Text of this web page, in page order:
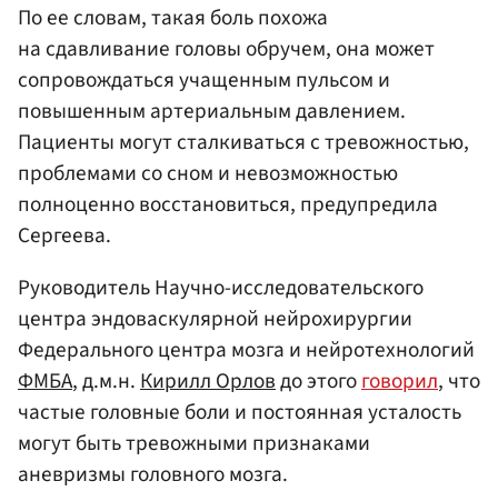
По ее словам, такая боль похожа
на сдавливание головы обручем, она может
сопровождаться учащенным пульсом и
повышенным артериальным давлением.
Пациенты могут сталкиваться с тревожностью,
проблемами со сном и невозможностью
полноценно восстановиться, предупредила
Сергеева.
Руководитель Научно-исследовательского
центра эндоваскулярной нейрохирургии
Федерального центра мозга и нейротехнологий
ФМБА, д.м.н.Кирилл Орловдо этогоговорил, что
частые головные боли и постоянная усталость
могут быть тревожными признаками
аневризмы головного мозга.